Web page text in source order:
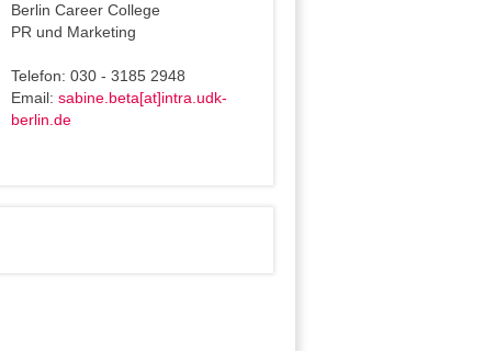
Berlin Career College
PR und Marketing
Telefon: 030 - 3185 2948
Email:sabine.beta[at]intra.udk-
berlin.de